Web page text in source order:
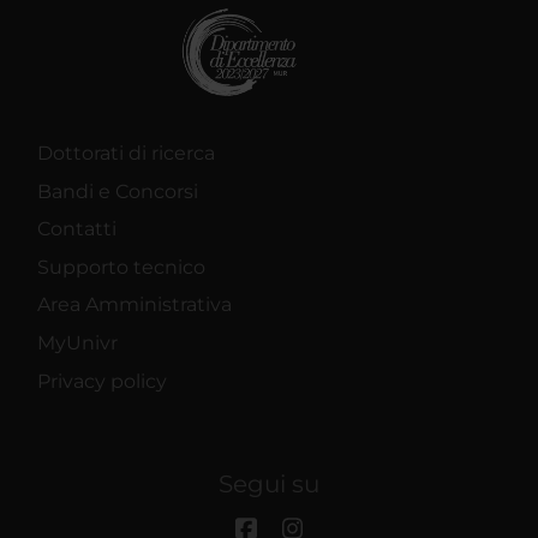
Dottorati di ricerca
Bandi e Concorsi
Contatti
Supporto tecnico
Area Amministrativa
MyUnivr
Privacy policy
Segui su